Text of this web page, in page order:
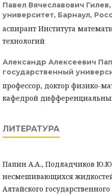
Павел Вячеславович Гилев,
университет, Барнаул,
аспирант Института
технологий
Александр Алексеевич
государственный
профессор, доктор физико-
кафедрой
ЛИТЕРАТУРА
Папин А.А., Подладчиков
несмешивающихся
Алтайского